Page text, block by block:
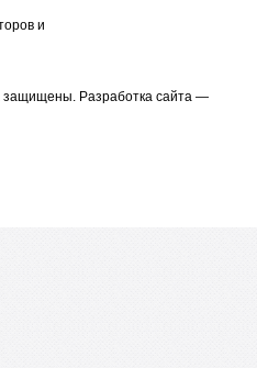
и
Разработка cайта —